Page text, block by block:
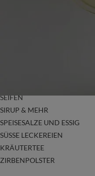
SEIFEN
SIRUP & MEHR
SPEISESALZE UND ESSIG
SÜSSE LECKEREIEN
KRÄUTERTEE
ZIRBENPOLSTER